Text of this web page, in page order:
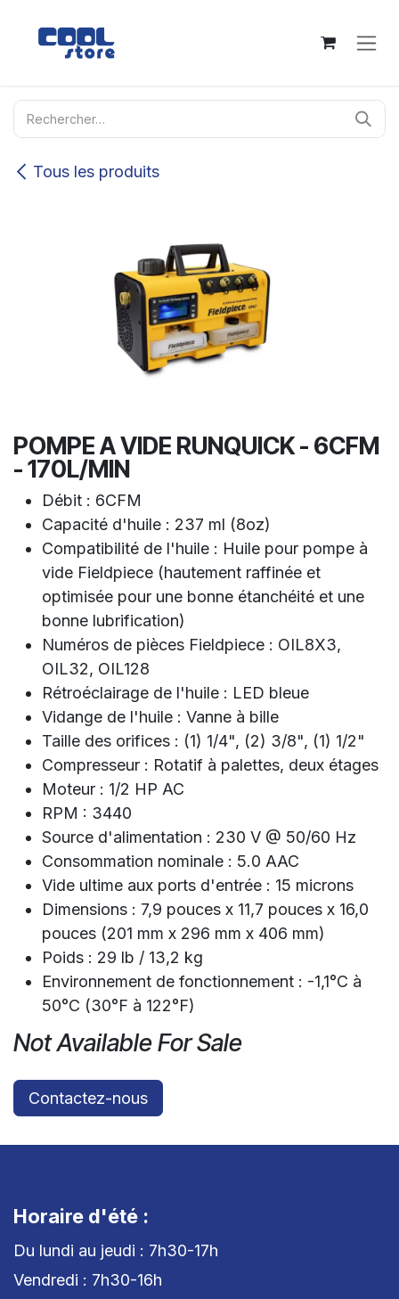
Tous les produits
POMPE A VIDE RUNQUICK - 6CFM
- 170L/MIN
Débit : 6CFM
Capacité d'huile : 237 ml (8oz)
Compatibilité de l'huile : Huile pour pompe à
vide Fieldpiece (hautement raffinée et
optimisée pour une bonne étanchéité et une
bonne lubrification)
Numéros de pièces Fieldpiece : OIL8X3,
OIL32, OIL128
Rétroéclairage de l'huile : LED bleue
Vidange de l'huile : Vanne à bille
Taille des orifices : (1) 1/4", (2) 3/8", (1) 1/2"
Compresseur : Rotatif à palettes, deux étages
Moteur : 1/2 HP AC
RPM : 3440
Source d'alimentation : 230 V @ 50/60 Hz
Consommation nominale : 5.0 AAC
Vide ultime aux ports d'entrée : 15 microns
Dimensions : 7,9 pouces x 11,7 pouces x 16,0
pouces (201 mm x 296 mm x 406 mm)
Poids : 29 lb / 13,2 kg
Environnement de fonctionnement : -1,1°C à
50°C (30°F à 122°F)
Not Available For Sale
Contactez-nous
Horaire d'été :
Du lundi au jeudi : 7h30-17h
Vendredi : 7h30-16h